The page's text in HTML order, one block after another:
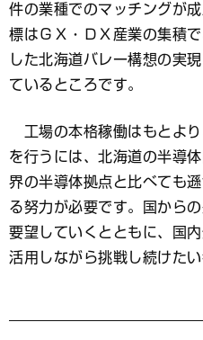
件の業種でのマッチングが
標はＧＸ・ＤＸ産業の集積
した北海道バレー構想の実
ているところです。
工場の本格稼働はもとよ
を行うには、北海道の半導
界の半導体拠点と比べても
る努力が必要です。国から
要望していくとともに、国
活用しながら挑戦し続けたい